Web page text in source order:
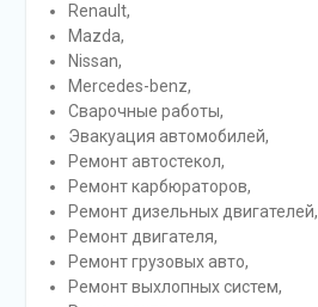
Renault,
Mazda,
Nissan,
Mercedes-benz,
Сварочные работы,
Эвакуация автомобилей,
Ремонт автостекол,
Ремонт карбюраторов,
Ремонт дизельных двигателей,
Ремонт двигателя,
Ремонт грузовых авто,
Ремонт выхлопных систем,